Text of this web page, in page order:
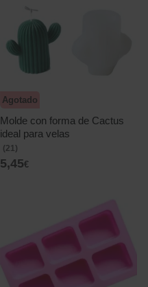
Agotado
Molde con forma de Cactus
ideal para velas
(21)
5,45€